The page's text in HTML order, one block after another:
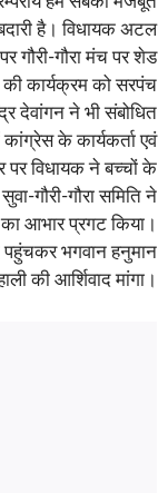
है। विधायक अटल
गौरी-गौरा मंच पर शेड
की कार्यक्रम को सरपंच
देवांगन ने भी संबोधित
के कार्यकर्ता एवं
पर विधायक ने बच्चों के
गौरी-गौरा समिति ने
आभार प्रगट किया।
पहुंचकर भगवान हनुमान
की आर्शिवाद मांगा।